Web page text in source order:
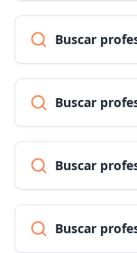
Buscar
Buscar
Buscar
Buscar